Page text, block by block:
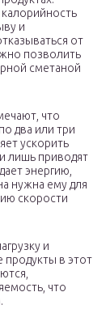
и
от
позволить
сметаной
что
два или три
ускорить
лишь приводят
энергию,
нужна ему для
скорости
и
в этот
что